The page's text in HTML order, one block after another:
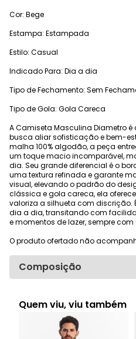
Cor: Bege
Estampa: Estampada
Estilo: Casual
Indicado Para: Dia a dia
Tipo de Fechamento: Sem
Tipo de Gola: Gola Careca
A Camiseta Masculina Diametro
busca aliar sofisticação e bem-
malha 100% algodão, a peça
um toque macio incomparável,
dia. Seu grande diferencial é o
uma textura refinada e garante
visual, elevando o padrão do
clássica e gola careca, ela
valoriza a silhueta com discrição.
dia a dia, transitando com
e momentos de lazer, sempre
O produto ofertado não
Composição
Quem viu, viu também